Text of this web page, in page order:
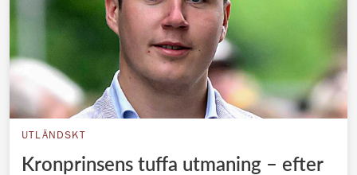
UTLÄNDSKT
Kronprinsens tuffa utmaning – efter